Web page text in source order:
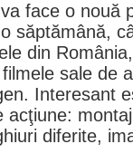
face o nouă
săptămână,
din
filmele sale de
Interesant
diferite,